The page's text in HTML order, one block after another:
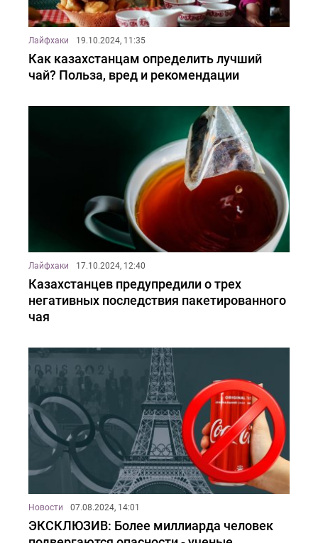
Лайфхаки 19.10.2024, 11:35
Как казахстанцам определить лучший
чай? Польза, вред и рекомендации
Лайфхаки 17.10.2024, 12:40
Казахстанцев предупредили о трех
негативных последствия пакетированного
чая
Новости 07.08.2024, 14:01
ЭКСКЛЮЗИВ: Более миллиарда человек